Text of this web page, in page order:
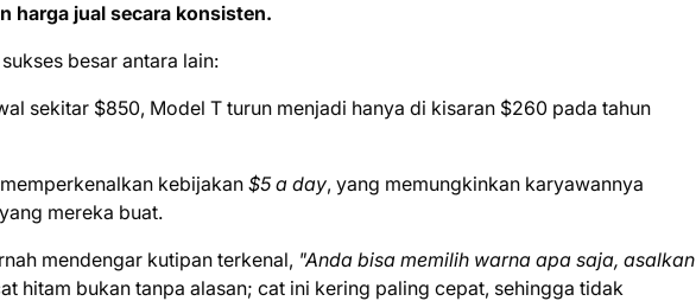
harga jual secara konsisten.
besar antara lain:
sekitar $850, Model T turun menjadi hanya di kisaran $260 pada tahun
kebijakan $5 a day, yang memungkinkan karyawannya
mereka buat.
mendengar kutipan terkenal, "Anda bisa memilih warna apa saja, asalkan
hitam bukan tanpa alasan; cat ini kering paling cepat, sehingga tidak